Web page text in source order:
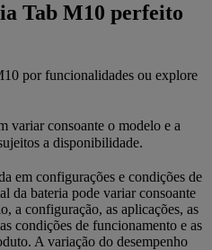
Tab M10 perfeito
por funcionalidades ou explore
variar consoante o modelo e a
a disponibilidade.
em configurações e condições de
da bateria pode variar consoante
a configuração, as aplicações, as
condições de funcionamento e as
A variação do desempenho